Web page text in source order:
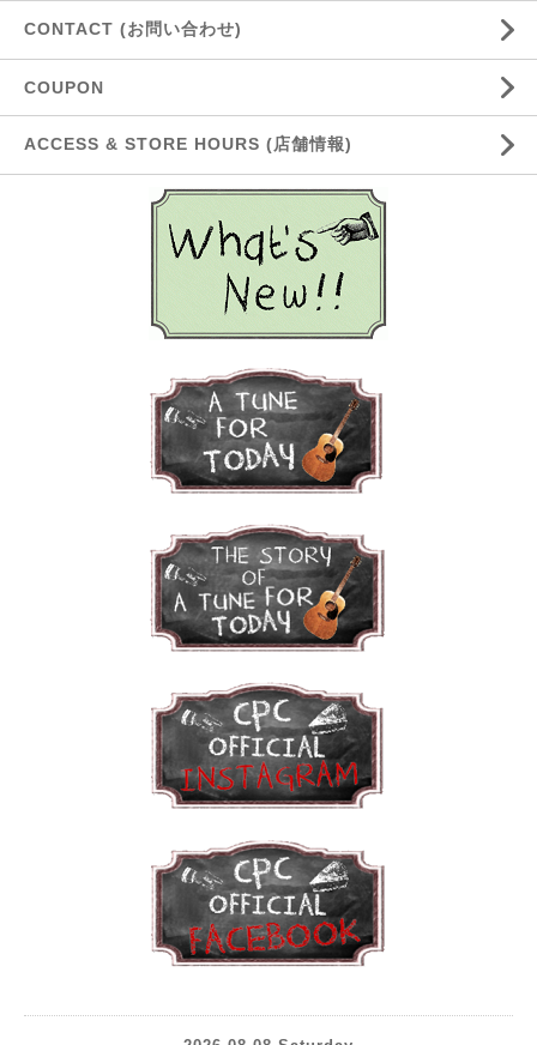
CONTACT (お問い合わせ)
COUPON
ACCESS & STORE HOURS (店舗情報)